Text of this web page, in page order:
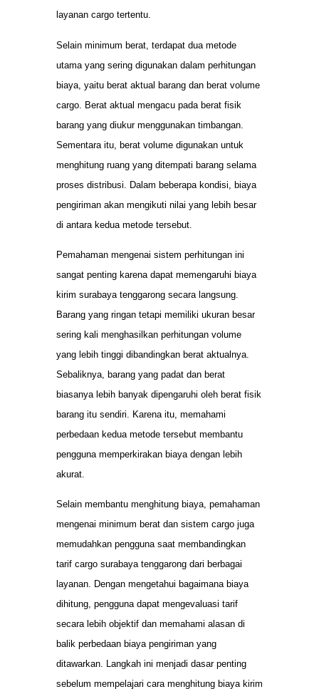
layanan cargo tertentu.
Selain minimum berat, terdapat dua metode
utama yang sering digunakan dalam perhitungan
biaya, yaitu berat aktual barang dan berat volume
cargo. Berat aktual mengacu pada berat fisik
barang yang diukur menggunakan timbangan.
Sementara itu, berat volume digunakan untuk
menghitung ruang yang ditempati barang selama
proses distribusi. Dalam beberapa kondisi, biaya
pengiriman akan mengikuti nilai yang lebih besar
di antara kedua metode tersebut.
Pemahaman mengenai sistem perhitungan ini
sangat penting karena dapat memengaruhi biaya
kirim surabaya tenggarong secara langsung.
Barang yang ringan tetapi memiliki ukuran besar
sering kali menghasilkan perhitungan volume
yang lebih tinggi dibandingkan berat aktualnya.
Sebaliknya, barang yang padat dan berat
biasanya lebih banyak dipengaruhi oleh berat fisik
barang itu sendiri. Karena itu, memahami
perbedaan kedua metode tersebut membantu
pengguna memperkirakan biaya dengan lebih
akurat.
Selain membantu menghitung biaya, pemahaman
mengenai minimum berat dan sistem cargo juga
memudahkan pengguna saat membandingkan
tarif cargo surabaya tenggarong dari berbagai
layanan. Dengan mengetahui bagaimana biaya
dihitung, pengguna dapat mengevaluasi tarif
secara lebih objektif dan memahami alasan di
balik perbedaan biaya pengiriman yang
ditawarkan. Langkah ini menjadi dasar penting
sebelum mempelajari cara menghitung biaya kirim